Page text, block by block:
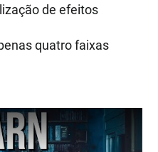
de efeitos
quatro faixas